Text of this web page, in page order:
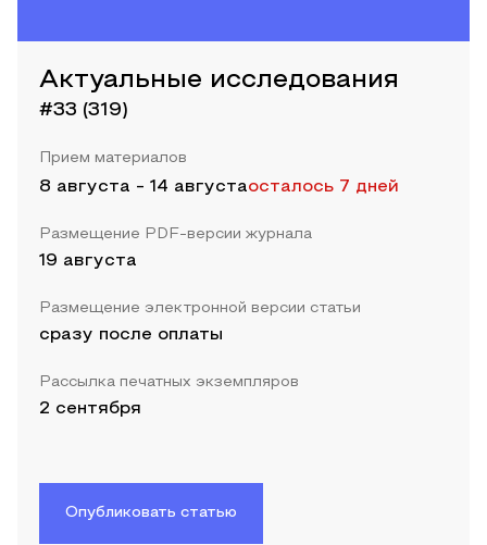
Актуальные исследования
#33 (319)
Прием материалов
8 августа - 14 августаосталось 7 дней
Размещение PDF-версии журнала
19 августа
Размещение электронной версии статьи
сразу после оплаты
Рассылка печатных экземпляров
2 сентября
Опубликовать статью